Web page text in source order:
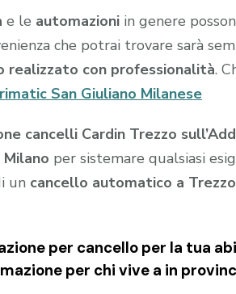
e le automazioni in genere
che potrai trovare sarà
con professionalità.
San Giuliano Milanese
cancelli Cardin Trezzo
Milano per sistemare qualsiasi
un cancello automatico a Trezzo
per cancello per la tua
per chi vive a in